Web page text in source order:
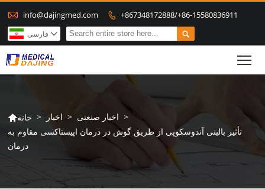
 info@dajingmed.com  +867348172888/+86-15580836911
 فارسی 
خانه > اخبار > اخبار صنعتی >
تأثیر بالینی آندوسکوپی از طریق گوش در درمان اپیستاکسی مقاوم به
درمان